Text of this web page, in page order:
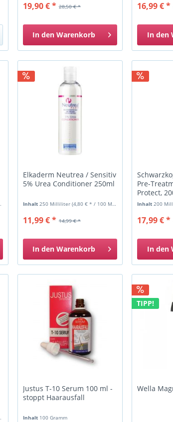
28,50 € *
19,90 € *
In den Warenkorb
16,99 € *
In den
Elkaderm Neutrea / Sensitiv
5% Urea Conditioner 250ml
Inhalt 250 Milliliter (4,80 € * / 100 Milliliter)
14,99 € *
11,99 € *
In den Warenkorb
Pre-
Protect,
Inhalt 200
17,99 € *
In den
Justus T-10 Serum 100 ml -
stoppt Haarausfall
Inhalt 100 Gramm
TIPP!
Wella